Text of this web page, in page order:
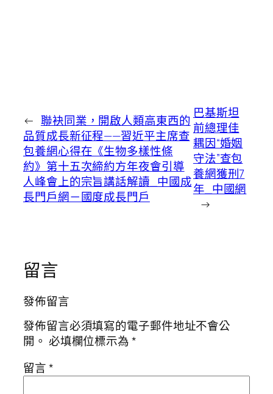
← 聯袂同業，開啟人類高東西的
品質成長新征程——習近平主席查
包養網心得在《生物多樣性條
約》第十五次締約方年夜會引導
人峰會上的宗旨講話解讀_中國成
長門戶網－國度成長門戶
巴基斯坦
前總理佳
耦因“婚姻
守法”查包
養網獲刑7
年_中國網
→
留言
發佈留言
發佈留言必須填寫的電子郵件地址不會公
開。 必填欄位標示為*
留言*